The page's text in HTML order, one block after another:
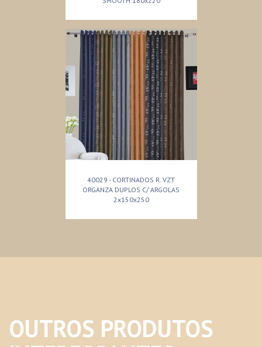
40029 - CORTINADOS R. VZT
ORGANZA DUPLOS C/ ARGOLAS
2x150x250
OUTROS PRODUTOS